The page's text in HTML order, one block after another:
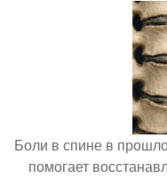
Боли в спине в
помогает